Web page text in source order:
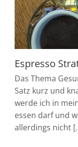
Espresso
Das Thema
Satz kurz und
werde ich in
essen darf und
allerdings nicht